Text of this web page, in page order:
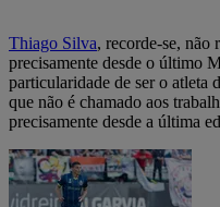
Thiago Silva, recorde-se, não
precisamente desde o último
particularidade de ser o atleta
que não é chamado aos
precisamente desde a última